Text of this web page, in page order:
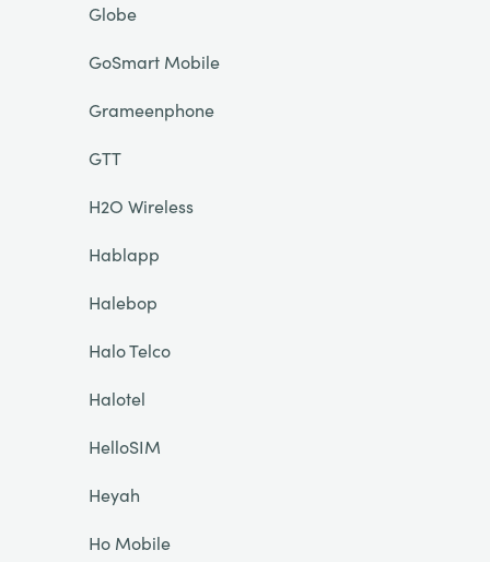
Globe
GoSmart Mobile
Grameenphone
GTT
H2O Wireless
Hablapp
Halebop
Halo Telco
Halotel
HelloSIM
Heyah
Ho Mobile